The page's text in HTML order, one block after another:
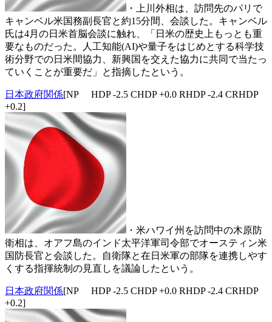
・上川外相は、訪問先のパリで
キャンベル米国務副長官と約15分間、会談した。キャンベル
氏は4月の日米首脳会談に触れ、「日米の歴史上もっとも重
要なものだった。人工知能(AI)や量子をはじめとする科学技
術分野での日米間協力、新興国を交えた協力に共同で当たっ
ていくことが重要だ」と指摘したという。
日本政府関係[NP HDP -2.5 CHDP +0.0 RHDP -2.4 CRHDP
+0.2]
・米ハワイ州を訪問中の木原防
衛相は、オアフ島のインド太平洋軍司令部でオースティン米
国防長官と会談した。自衛隊と在日米軍の部隊を連携しやす
くする指揮統制の見直しを議論したという。
日本政府関係[NP HDP -2.5 CHDP +0.0 RHDP -2.4 CRHDP
+0.2]